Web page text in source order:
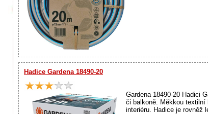
Hadice Gardena 18490-20
Gardena 18490-20 Hadici
či balkoně. Měkkou textilní
interiéru. Hadice je rovněž